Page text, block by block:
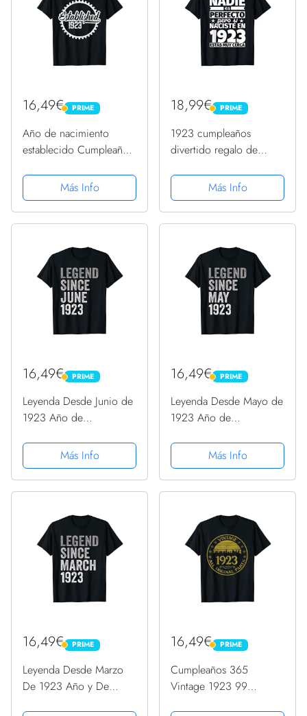
16,49€ PRIME
PRIME
Año de nacimiento
establecido Cumpleaños
Más Info
18,99€ PRIME
PRIME
1923 cumpleaños
divertido regalo de
Más Info
16,49€ PRIME
PRIME
Leyenda Desde Junio de
1923 Año de
Más Info
16,49€ PRIME
PRIME
Leyenda Desde Mayo de
1923 Año de
Más Info
16,49€ PRIME
PRIME
Leyenda Desde Marzo
De 1923 Año y De
16,49€ PRIME
PRIME
Cumpleaños 365
Vintage 1923 99